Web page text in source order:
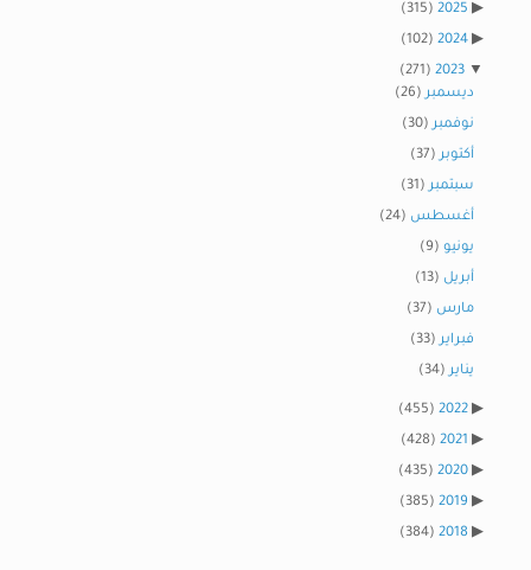
2025
(315)
2024
(102)
2023
(271)
ديسمبر(26)
نوفمبر(30)
أكتوبر(37)
سبتمبر(31)
أغسطس (24)
يونيو (9)
أبريل (13)
مارس (37)
فبراير(33)
يناير(34)
2022
(455)
2021
(428)
2020
(435)
2019
(385)
2018
(384)